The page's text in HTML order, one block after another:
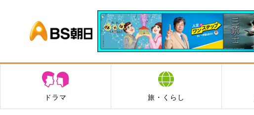
BS朝日
ドラマ 旅・くらし